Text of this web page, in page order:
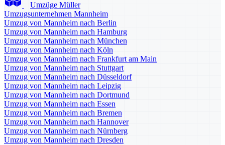
Umzüge Müller
Umzugsunternehmen Mannheim
Umzug von Mannheim nach Berlin
Umzug von Mannheim nach Hamburg
Umzug von Mannheim nach München
Umzug von Mannheim nach Köln
Umzug von Mannheim nach Frankfurt am Main
Umzug von Mannheim nach Stuttgart
Umzug von Mannheim nach Düsseldorf
Umzug von Mannheim nach Leipzig
Umzug von Mannheim nach Dortmund
Umzug von Mannheim nach Essen
Umzug von Mannheim nach Bremen
Umzug von Mannheim nach Hannover
Umzug von Mannheim nach Nürnberg
Umzug von Mannheim nach Dresden